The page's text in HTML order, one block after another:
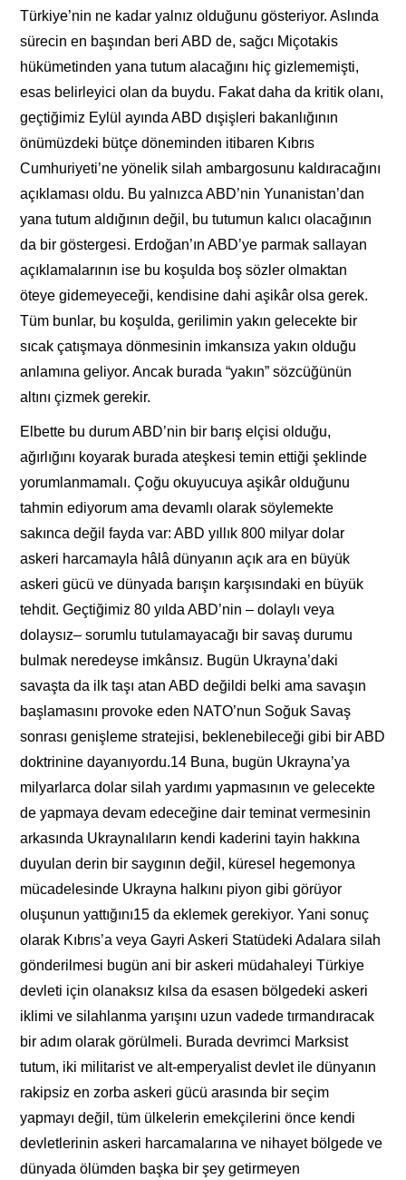
Türkiye’nin ne kadar yalnız olduğunu gösteriyor. Aslında
sürecin en başından beri ABD de, sağcı Miçotakis
hükümetinden yana tutum alacağını hiç gizlememişti,
esas belirleyici olan da buydu. Fakat daha da kritik olanı,
geçtiğimiz Eylül ayında ABD dışişleri bakanlığının
önümüzdeki bütçe döneminden itibaren Kıbrıs
Cumhuriyeti’ne yönelik silah ambargosunu kaldıracağını
açıklaması oldu. Bu yalnızca ABD’nin Yunanistan’dan
yana tutum aldığının değil, bu tutumun kalıcı olacağının
da bir göstergesi. Erdoğan’ın ABD’ye parmak sallayan
açıklamalarının ise bu koşulda boş sözler olmaktan
öteye gidemeyeceği, kendisine dahi aşikâr olsa gerek.
Tüm bunlar, bu koşulda, gerilimin yakın gelecekte bir
sıcak çatışmaya dönmesinin imkansıza yakın olduğu
anlamına geliyor. Ancak burada “yakın” sözcüğünün
altını çizmek gerekir.
Elbette bu durum ABD’nin bir barış elçisi olduğu,
ağırlığını koyarak burada ateşkesi temin ettiği şeklinde
yorumlanmamalı. Çoğu okuyucuya aşikâr olduğunu
tahmin ediyorum ama devamlı olarak söylemekte
sakınca değil fayda var: ABD yıllık 800 milyar dolar
askeri harcamayla hâlâ dünyanın açık ara en büyük
askeri gücü ve dünyada barışın karşısındaki en büyük
tehdit. Geçtiğimiz 80 yılda ABD’nin – dolaylı veya
dolaysız– sorumlu tutulamayacağı bir savaş durumu
bulmak neredeyse imkânsız. Bugün Ukrayna’daki
savaşta da ilk taşı atan ABD değildi belki ama savaşın
başlamasını provoke eden NATO’nun Soğuk Savaş
sonrası genişleme stratejisi, beklenebileceği gibi bir ABD
doktrinine dayanıyordu.14 Buna, bugün Ukrayna’ya
milyarlarca dolar silah yardımı yapmasının ve gelecekte
de yapmaya devam edeceğine dair teminat vermesinin
arkasında Ukraynalıların kendi kaderini tayin hakkına
duyulan derin bir saygının değil, küresel hegemonya
mücadelesinde Ukrayna halkını piyon gibi görüyor
oluşunun yattığını15 da eklemek gerekiyor. Yani sonuç
olarak Kıbrıs’a veya Gayri Askeri Statüdeki Adalara silah
gönderilmesi bugün ani bir askeri müdahaleyi Türkiye
devleti için olanaksız kılsa da esasen bölgedeki askeri
iklimi ve silahlanma yarışını uzun vadede tırmandıracak
bir adım olarak görülmeli. Burada devrimci Marksist
tutum, iki militarist ve alt-emperyalist devlet ile dünyanın
rakipsiz en zorba askeri gücü arasında bir seçim
yapmayı değil, tüm ülkelerin emekçilerini önce kendi
devletlerinin askeri harcamalarına ve nihayet bölgede ve
dünyada ölümden başka bir şey getirmeyen